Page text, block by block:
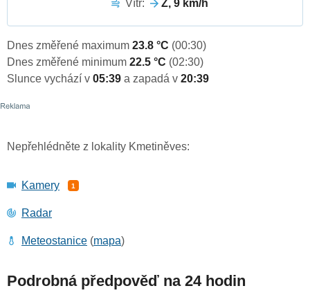
Vítr:
Z, 9 km/h
Dnes změřené maximum 23.8 °C (00:30)
Dnes změřené minimum 22.5 °C (02:30)
Slunce vychází v 05:39 a zapadá v 20:39
Nepřehlédněte z lokality Kmetiněves:
Kamery 1
Radar
Meteostanice (mapa)
Podrobná předpověď na 24 hodin